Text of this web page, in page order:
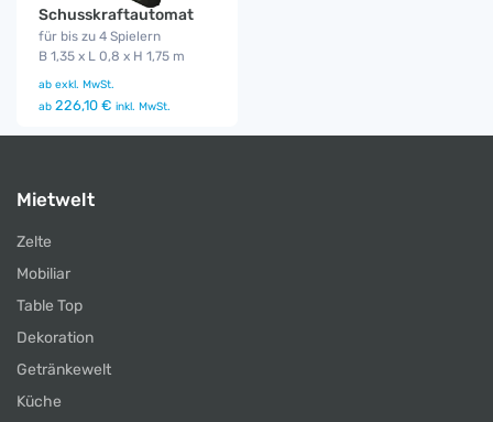
Schusskraftautomat
für bis zu 4 Spielern
B 1,35 x L 0,8 x H 1,75 m
ab exkl. MwSt.
ab 226,10 € inkl. MwSt.
Mietwelt
Zelte
Mobiliar
Table Top
Dekoration
Getränkewelt
Küche